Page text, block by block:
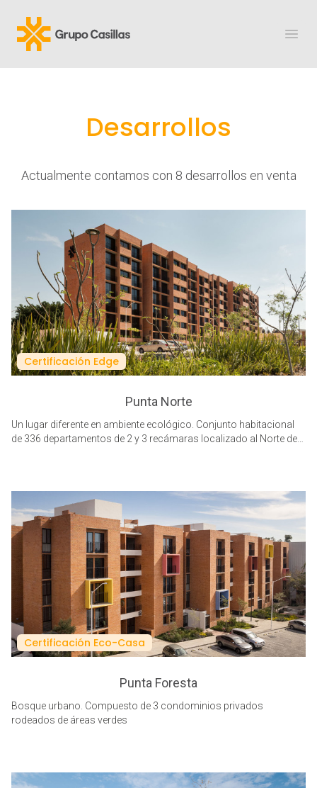
Grupo Casillas
Desarrollos
Actualmente contamos con 8 desarrollos en venta
Certificación Edge
Punta Norte
Un lugar diferente en ambiente ecológico. Conjunto habitacional
de 336 departamentos de 2 y 3 recámaras localizado al Norte de
Certificación Eco-Casa
Punta Foresta
Bosque urbano. Compuesto de 3 condominios privados
rodeados de áreas verdes